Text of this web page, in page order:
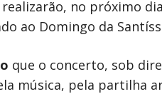
no próximo
ao Domingo da
que o concerto, sob
música, pela partilha